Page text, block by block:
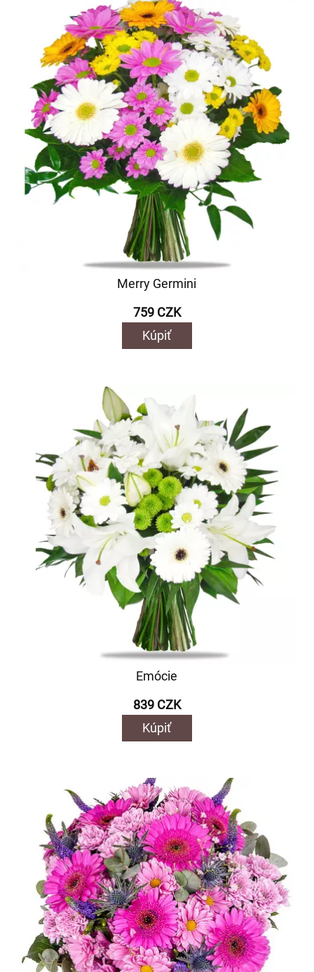
Merry Germini
759 CZK
Kúpiť
Emócie
839 CZK
Kúpiť